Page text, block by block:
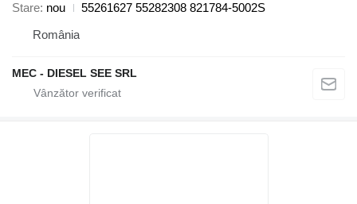
Stare nou
55261627 55282308 821784-5002S
România
MEC - DIESEL SEE SRL